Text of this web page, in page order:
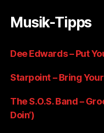
Musik-Tipps
Dee Edwards – Put
Starpoint – Bring
The S.O.S. Band –
Doin‘)